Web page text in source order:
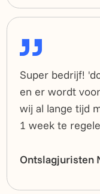
Super bedrijf!
en er wordt
wij al lange tijd
1 week te
Ontslagjuristen